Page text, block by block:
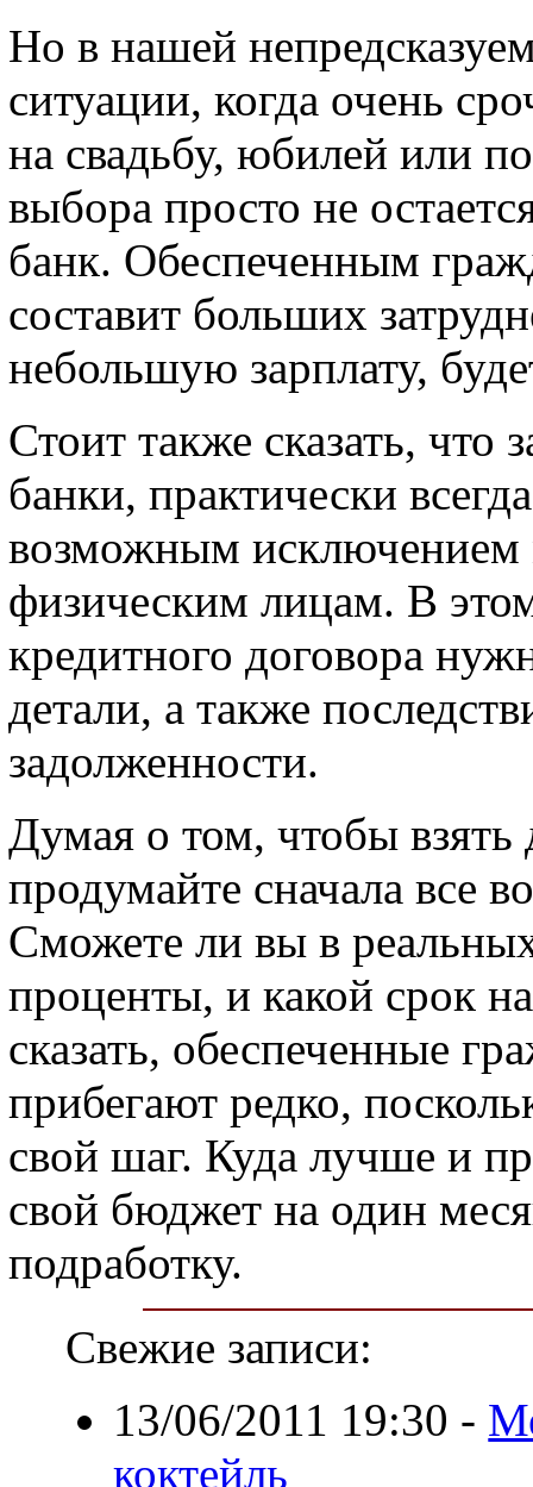
Но в нашей
ситуации, когда очень
на свадьбу, юбилей или
выбора просто не
банк. Обеспеченным
составит больших
небольшую зарплату,
Стоит также сказать,
банки, практически
возможным исключением
физическим лицам. В
кредитного договора
детали, а также
задолженности.
Думая о том, чтобы взять
продумайте сначала все
Сможете ли вы в
проценты, и какой срок
сказать, обеспеченные
прибегают редко,
свой шаг. Куда лучше и
свой бюджет на один
подработку.
Свежие записи:
13/06/2011 19:30 -
коктейль